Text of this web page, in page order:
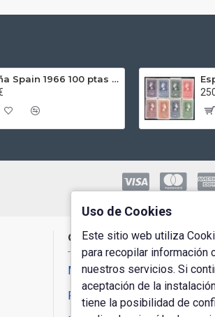
España Spain 1966 100 ptas Franco Plata Ag
Cuenta de Usuario
Mi Cuenta
Pedidos
Uso de Cookies
Este sitio web utiliza
para recopilar información
nuestros servicios. Si
aceptación de la
tiene la posibilidad de